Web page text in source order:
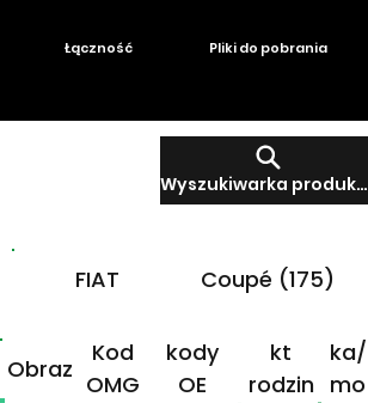
Wyszukiwarka produktów
Łączność Pliki do pobrania
Obraz
Kod
OMG
kody
OE
kt
rodzin
ka/
mo
FIAT Coupé (175)